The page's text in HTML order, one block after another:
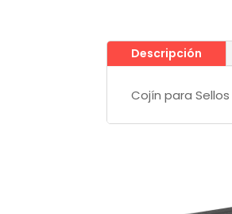
Descripción
Cojín para